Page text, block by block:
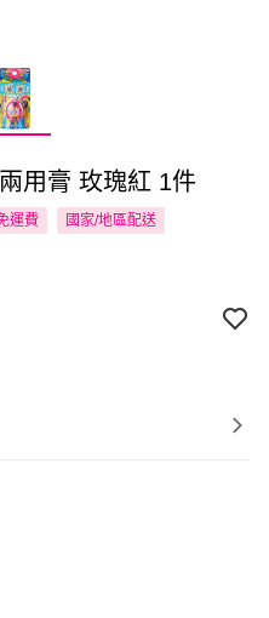
用膏 玫瑰紅 1件
運費 國家/地區配送